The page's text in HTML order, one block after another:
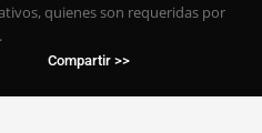
quienes son requeridas por
Compartir >>